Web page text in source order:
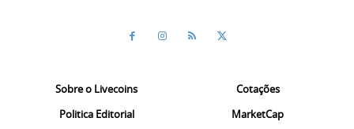
Sobre o Livecoins
Politica Editorial
Cotações
MarketCap